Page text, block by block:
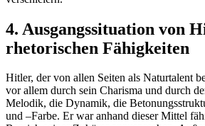
4. Ausgangssituation von
rhetorischen Fähigkeiten
Hitler, der von allen Seiten als Naturtalent
vor allem durch sein Charisma und durch
Melodik, die Dynamik, die
und –Farbe. Er war anhand dieser Mittel